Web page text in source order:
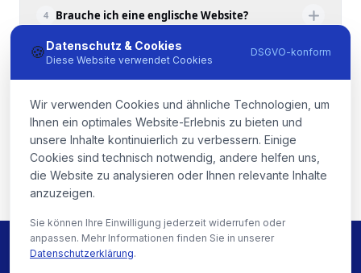
🍪Datenschutz & Cookies
Diese Website verwendet Cookies
DSGVO-konform
Wir verwenden Cookies und ähnliche Technologien, um
Ihnen ein optimales Website-Erlebnis zu bieten und
unsere Inhalte kontinuierlich zu verbessern. Einige
Cookies sind technisch notwendig, andere helfen uns,
die Website zu analysieren oder Ihnen relevante Inhalte
anzuzeigen.
Sie können Ihre Einwilligung jederzeit widerrufen oder
anpassen. Mehr Informationen finden Sie in unserer
Datenschutzerklärung.
eigener Sub-Landing. Die Website-Antwort sollte moderne
Biomarker (ApoB, Lp(a), IGF-1), CGM-Interpretation und
Präventiv-Medizin klar thematisieren.
4 Brauche ich eine englische Website?
In Wien mit hohem Expat-Anteil: klar ja. Die Website-
Antwort sollte mindestens Haupt-Seiten auf Englisch haben.
und bleiben sonst auf der Strecke.
5 Senior:innen um?
Als Kern-Kompetenz positioniert. Die Website-Antwort sollte
Hausbesuche erwähnen, Koordination zwischen Fachärzten
als Leistung beschreiben, Zeit für komplexe Fälle betonen.
6
Wie wirkt Wahlarzt auf Patient:innen, die
noch nie einen hatten?
Die Website-Antwort sollte Schwellenangst abbauen. Ein
eigener Abschnitt „Was ist Wahlarzt? Was kostet es
Reden wir über Ihre Wahlarzt-Website